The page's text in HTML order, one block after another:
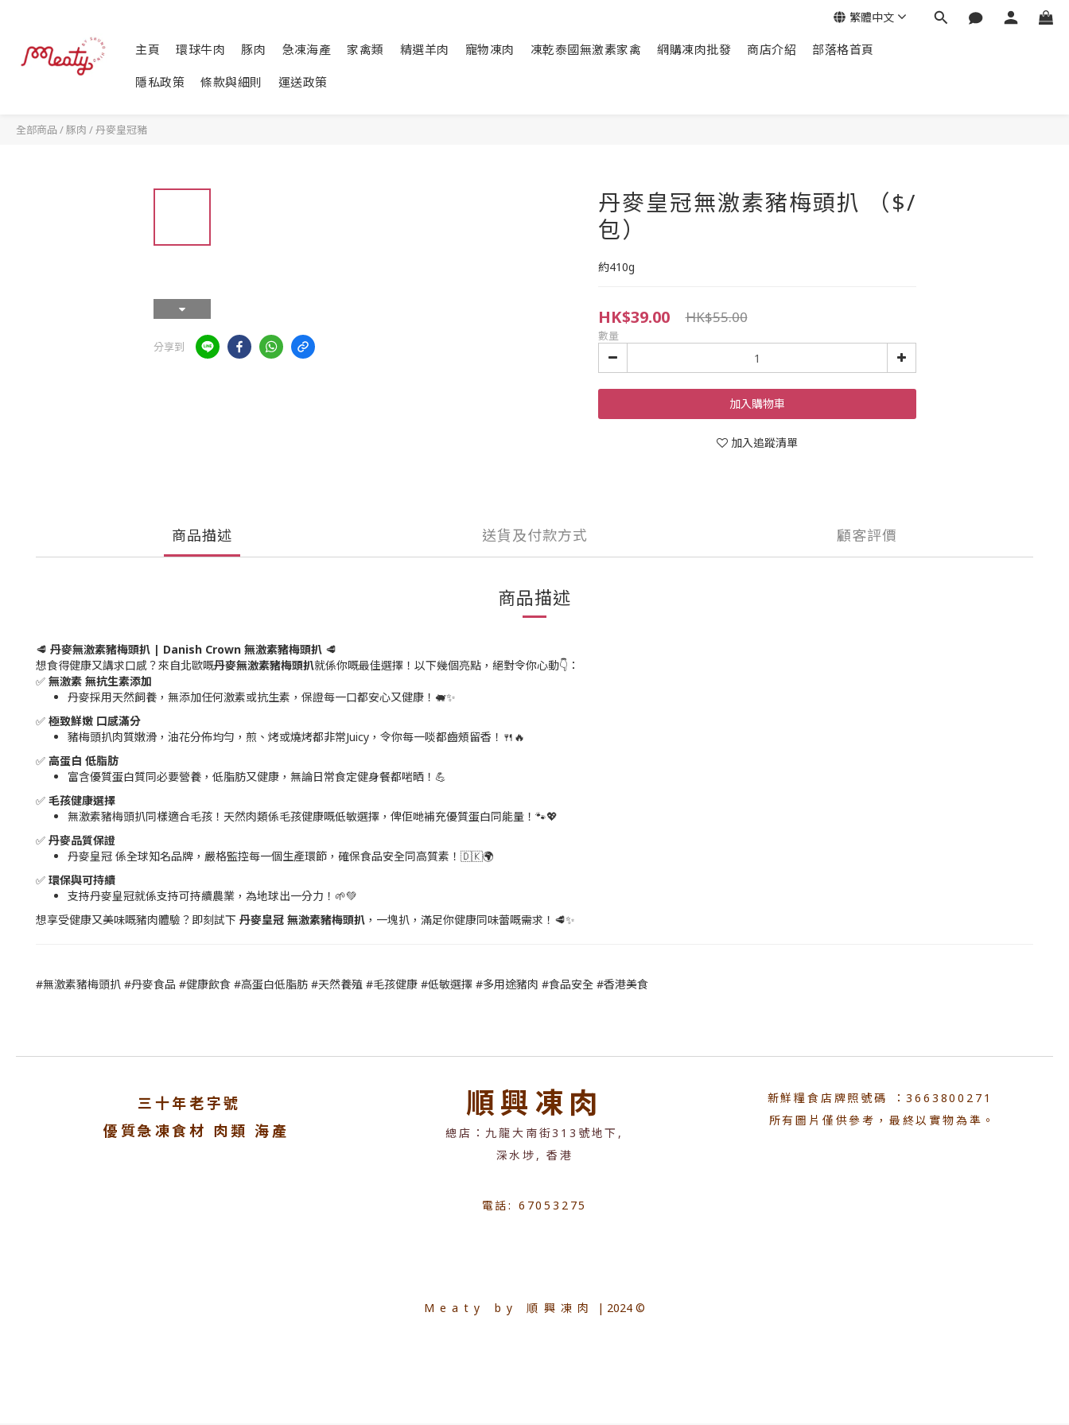
主頁 環球牛肉 豚肉 急凍海產 家禽類 精選羊肉 寵物凍肉 凍乾泰國無激素家禽 網購凍肉批發 商店介紹 部落格首頁
隱私政策 條款與細則 運送政策
繁體中文
全部商品 /豚肉 /丹麥皇冠豬
分享到
丹麥皇冠無激素豬梅頭扒 （$/
包）
約410g
HK$39.00 HK$55.00
數量
加入購物車
加入追蹤清單
商品描述 送貨及付款方式 顧客評價
商品描述
🥩 丹麥無激素豬梅頭扒 | Danish Crown 無激素豬梅頭扒 🥩
想食得健康又講求口感？來自北歐嘅丹麥無激素豬梅頭扒就係你嘅最佳選擇！以下幾個亮點，絕對令你心動👇：
✅ 無激素 無抗生素添加
丹麥採用天然飼養，無添加任何激素或抗生素，保證每一口都安心又健康！🐖✨
✅ 極致鮮嫩 口感滿分
豬梅頭扒肉質嫩滑，油花分佈均勻，煎、烤或燒烤都非常Juicy，令你每一啖都齒頰留香！🍴🔥
✅ 高蛋白 低脂肪
富含優質蛋白質同必要營養，低脂肪又健康，無論日常食定健身餐都啱晒！💪
✅ 毛孩健康選擇
無激素豬梅頭扒同樣適合毛孩！天然肉類係毛孩健康嘅低敏選擇，俾佢哋補充優質蛋白同能量！🐾💖
✅ 丹麥品質保證
丹麥皇冠 係全球知名品牌，嚴格監控每一個生產環節，確保食品安全同高質素！🇩🇰🌍
✅ 環保與可持續
支持丹麥皇冠就係支持可持續農業，為地球出一分力！🌱💚
想享受健康又美味嘅豬肉體驗？即刻試下 丹麥皇冠 無激素豬梅頭扒 ，一塊扒，滿足你健康同味蕾嘅需求！🥩✨
#無激素豬梅頭扒 #丹麥食品 #健康飲食 #高蛋白低脂肪 #天然養殖 #毛孩健康 #低敏選擇 #多用途豬肉 #食品安全 #香港美食
三十年老字號
優質急凍食材 肉類 海產
順興凍肉
總店：九龍大南街313號地下,
深水埗, 香港
電話: 67053275
新鮮糧食店牌照號碼 ：3663800271
所有圖片僅供參考，最終以實物為準。
Meaty by 順興凍肉 | 2024 ©